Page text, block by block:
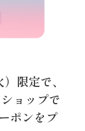
限定で、
ョップで
ポンをプ